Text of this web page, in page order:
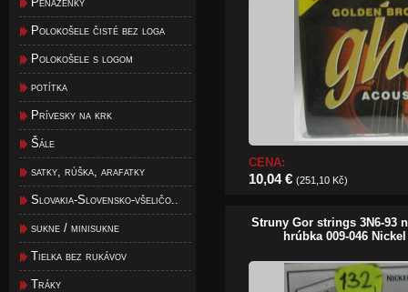
Polokošele čisté bez loga
Polokošele s logom
potítka
Prívesky na krk
Šále
satky, rúška, arafatky
Slovakia-Slovensko-všeličo..
sukne / minisukne
Tielka bez rukávov
Tráky
CENA:
10,04 € (251,10 Kč)
Struny Gor strings 3N6-93
hrúbka 009-046